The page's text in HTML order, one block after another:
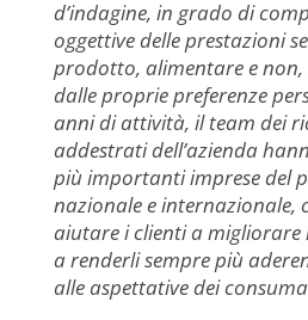
d’indagine, in grado di
oggettive delle prestazioni
prodotto, alimentare e
dalle proprie preferenze
anni di attività, il team dei
addestrati dell’azienda
più importanti imprese del
nazionale e internazionale,
aiutare i clienti a
a renderli sempre più
alle aspettative dei